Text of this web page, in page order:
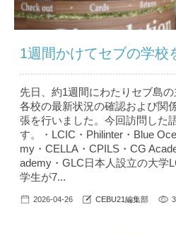
1週間かけてセブの学校
先日、約1週間にわたりセブ島の
各校の最新状況の確認および関
張を行いました。今回訪問した
す。・LCIC・Philinter・Blue
my・CELLA・CPILS・CG
ademy・GLC日本人設立の大学
学生が7...
2026-04-26 CEBU21編集部